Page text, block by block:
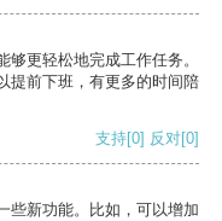
更轻松地完成工作任务。
提前下班，有更多的时间陪
支持[0] 反对[0]
些新功能。比如，可以增加